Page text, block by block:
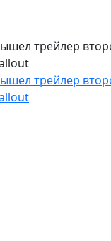
трейлер
трейлер